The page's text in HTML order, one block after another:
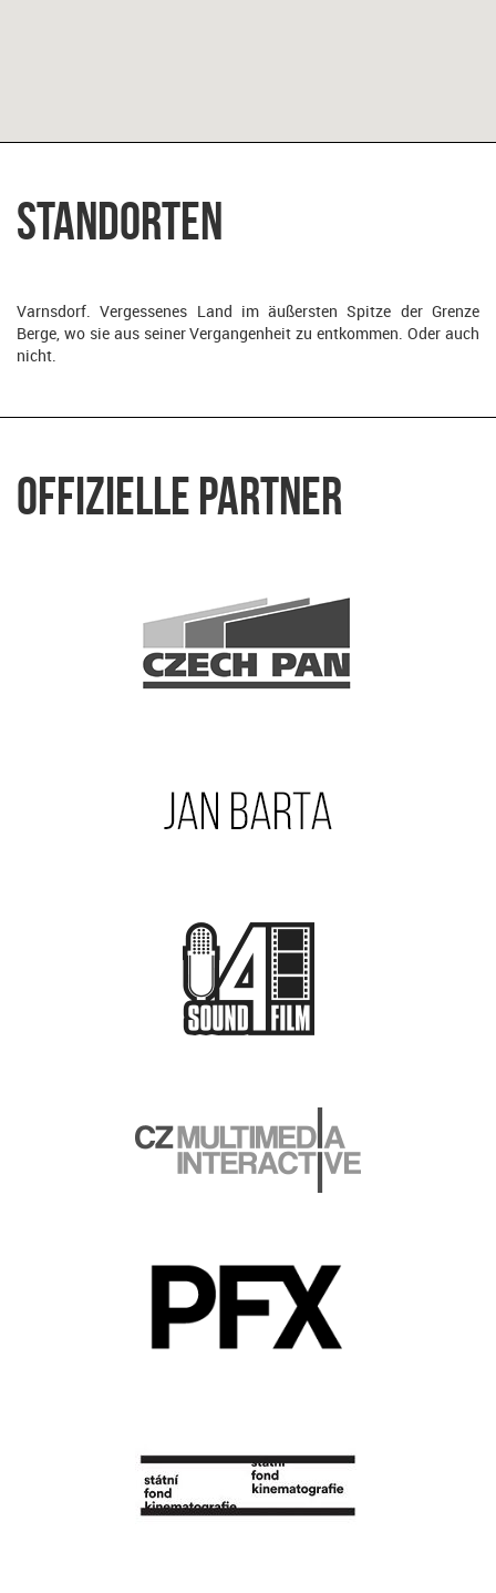
Standorten
Varnsdorf. Vergessenes Land im äußersten Spitze der Grenze
Berge, wo sie aus seiner Vergangenheit zu entkommen. Oder auch
nicht.
Offizielle Partner